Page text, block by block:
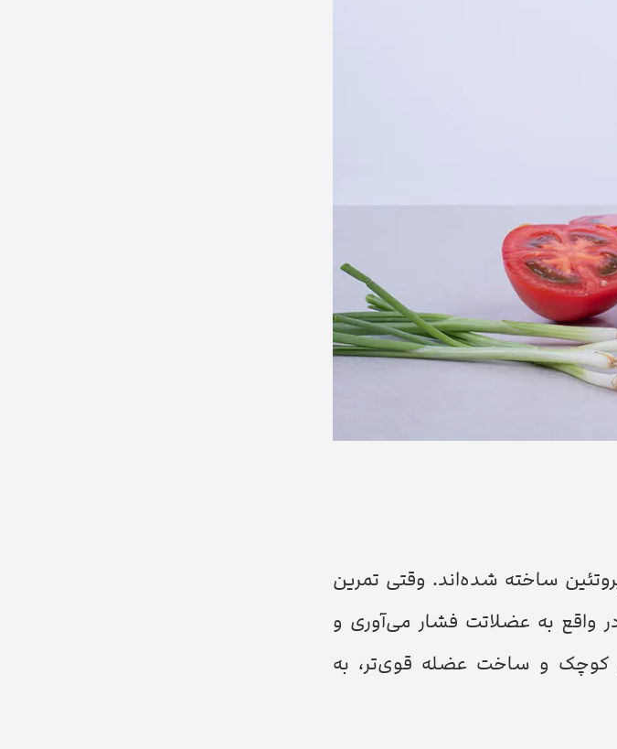
ساخته شده‌اند. وقتی تمرین
واقع به عضلاتت فشار می‌آوری و
کوچک و ساخت عضله قوی‌تر، به